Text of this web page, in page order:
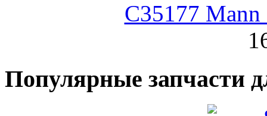
C35177
Популярные запчасти